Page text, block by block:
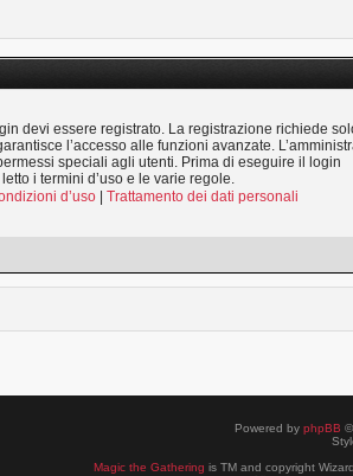
devi essere registrato. La registrazione richiede
l’accesso alle funzioni avanzate.
speciali agli utenti. Prima di eseguire il login
i termini d’uso e le varie regole.
d’uso |Trattamento dei dati personali
Powered by phpBB
Magic the Gathering is TM and copyright